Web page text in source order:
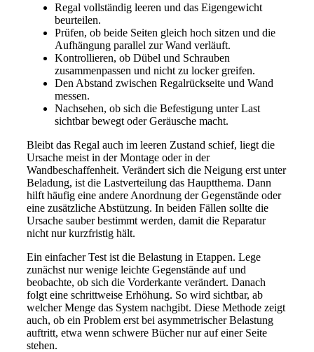
Regal vollständig leeren und das Eigengewicht
beurteilen.
Prüfen, ob beide Seiten gleich hoch sitzen und die
Aufhängung parallel zur Wand verläuft.
Kontrollieren, ob Dübel und Schrauben
zusammenpassen und nicht zu locker greifen.
Den Abstand zwischen Regalrückseite und Wand
messen.
Nachsehen, ob sich die Befestigung unter Last
sichtbar bewegt oder Geräusche macht.
Bleibt das Regal auch im leeren Zustand schief, liegt die
Ursache meist in der Montage oder in der
Wandbeschaffenheit. Verändert sich die Neigung erst unter
Beladung, ist die Lastverteilung das Hauptthema. Dann
hilft häufig eine andere Anordnung der Gegenstände oder
eine zusätzliche Abstützung. In beiden Fällen sollte die
Ursache sauber bestimmt werden, damit die Reparatur
nicht nur kurzfristig hält.
Ein einfacher Test ist die Belastung in Etappen. Lege
zunächst nur wenige leichte Gegenstände auf und
beobachte, ob sich die Vorderkante verändert. Danach
folgt eine schrittweise Erhöhung. So wird sichtbar, ab
welcher Menge das System nachgibt. Diese Methode zeigt
auch, ob ein Problem erst bei asymmetrischer Belastung
auftritt, etwa wenn schwere Bücher nur auf einer Seite
stehen.